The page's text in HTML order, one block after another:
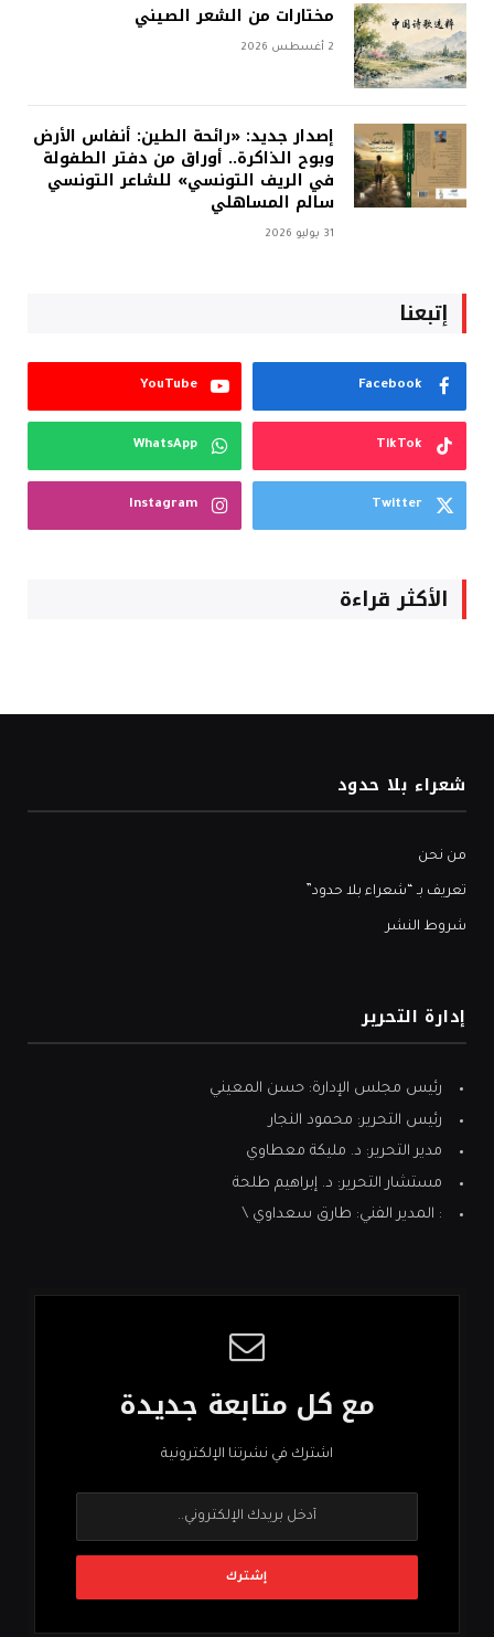
مختارات من الشعر الصيني
2 أغسطس 2026
إصدار جديد: «رائحة الطين: أنفاس الأرض
وبوح الذاكرة.. أوراق من دفتر الطفولة
في الريف التونسي» للشاعر التونسي
سالم المساهلي
31 يوليو 2026
إتبعنا
Facebook
YouTube
TikTok
WhatsApp
Twitter
Instagram
الأكثر قراءة
شعراء بلا حدود
من نحن
تعريف بـ “شعراء بلا حدود”
شروط النشر
إدارة التحرير
رئيس مجلس الإدارة: حسن المعيني
رئيس التحرير: محمود النجار
مدير التحرير: د. مليكة معطاوي
مستشار التحرير: د. إبراهيم طلحة
: المدير الفني: طارق سعداوي \
مع كل متابعة جديدة
اشترك في نشرتنا الإلكترونية